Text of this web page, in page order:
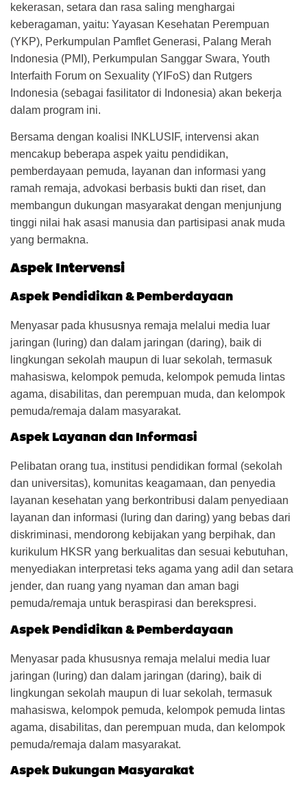
kekerasan, setara dan rasa saling menghargai
keberagaman, yaitu: Yayasan Kesehatan Perempuan
(YKP), Perkumpulan Pamflet Generasi, Palang Merah
Indonesia (PMI), Perkumpulan Sanggar Swara, Youth
Interfaith Forum on Sexuality (YIFoS) dan Rutgers
Indonesia (sebagai fasilitator di Indonesia) akan bekerja
dalam program ini.
Bersama dengan koalisi INKLUSIF, intervensi akan
mencakup beberapa aspek yaitu pendidikan,
pemberdayaan pemuda, layanan dan informasi yang
ramah remaja, advokasi berbasis bukti dan riset, dan
membangun dukungan masyarakat dengan menjunjung
tinggi nilai hak asasi manusia dan partisipasi anak muda
yang bermakna.
Aspek Intervensi
Aspek Pendidikan & Pemberdayaan
Menyasar pada khususnya remaja melalui media luar
jaringan (luring) dan dalam jaringan (daring), baik di
lingkungan sekolah maupun di luar sekolah, termasuk
mahasiswa, kelompok pemuda, kelompok pemuda lintas
agama, disabilitas, dan perempuan muda, dan kelompok
pemuda/remaja dalam masyarakat.
Aspek Layanan dan Informasi
Pelibatan orang tua, institusi pendidikan formal (sekolah
dan universitas), komunitas keagamaan, dan penyedia
layanan kesehatan yang berkontribusi dalam penyediaan
layanan dan informasi (luring dan daring) yang bebas dari
diskriminasi, mendorong kebijakan yang berpihak, dan
kurikulum HKSR yang berkualitas dan sesuai kebutuhan,
menyediakan interpretasi teks agama yang adil dan setara
jender, dan ruang yang nyaman dan aman bagi
pemuda/remaja untuk beraspirasi dan berekspresi.
Aspek Pendidikan & Pemberdayaan
Menyasar pada khususnya remaja melalui media luar
jaringan (luring) dan dalam jaringan (daring), baik di
lingkungan sekolah maupun di luar sekolah, termasuk
mahasiswa, kelompok pemuda, kelompok pemuda lintas
agama, disabilitas, dan perempuan muda, dan kelompok
pemuda/remaja dalam masyarakat.
Aspek Dukungan Masyarakat